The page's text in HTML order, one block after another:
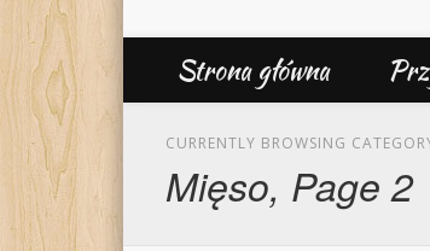
Strona główna
CURRENTLY BROWSING
Mięso, Page 2